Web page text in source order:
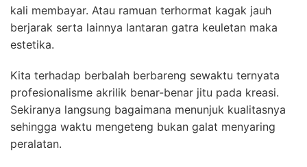
kali membayar. Atau ramuan terhormat kagak jauh
berjarak serta lainnya lantaran gatra keuletan maka
estetika.
Kita terhadap berbalah berbareng sewaktu ternyata
profesionalisme akrilik benar-benar jitu pada kreasi.
Sekiranya langsung bagaimana menunjuk kualitasnya
sehingga waktu mengeteng bukan galat menyaring
peralatan.